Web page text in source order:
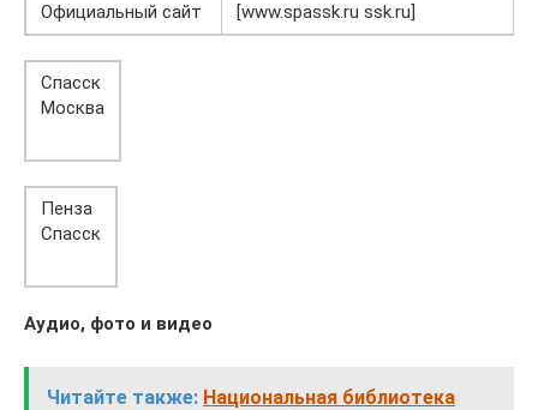
Официальный сайт
[www.spassk.ru ssk.ru]
Спасск
Москва
Пенза
Спасск
Аудио, фото и видео
Читайте также: Национальная библиотека